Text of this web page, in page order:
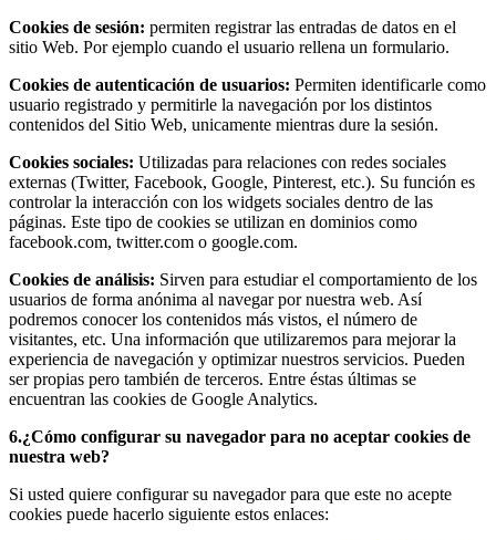
Cookies de sesión: permiten registrar las entradas de datos en el
sitio Web. Por ejemplo cuando el usuario rellena un formulario.
Cookies de autenticación de usuarios: Permiten identificarle como
usuario registrado y permitirle la navegación por los distintos
contenidos del Sitio Web, unicamente mientras dure la sesión.
Cookies sociales: Utilizadas para relaciones con redes sociales
externas (Twitter, Facebook, Google, Pinterest, etc.). Su función es
controlar la interacción con los widgets sociales dentro de las
páginas. Este tipo de cookies se utilizan en dominios como
facebook.com, twitter.com o google.com.
Cookies de análisis: Sirven para estudiar el comportamiento de los
usuarios de forma anónima al navegar por nuestra web. Así
podremos conocer los contenidos más vistos, el número de
visitantes, etc. Una información que utilizaremos para mejorar la
experiencia de navegación y optimizar nuestros servicios. Pueden
ser propias pero también de terceros. Entre éstas últimas se
encuentran las cookies de Google Analytics.
6.¿Cómo configurar su navegador para no aceptar cookies de
nuestra web?
Si usted quiere configurar su navegador para que este no acepte
cookies puede hacerlo siguiente estos enlaces: